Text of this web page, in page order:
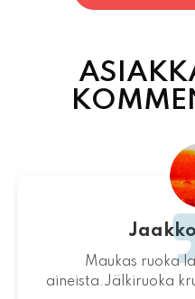
Jari-
Mahtava paikka
miljöö ja